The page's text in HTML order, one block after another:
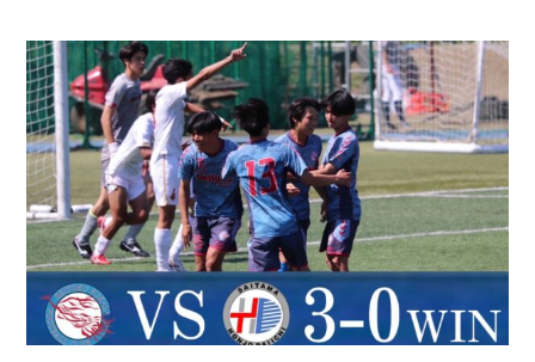
にて勝ち上がり「関東高校サッカー大会」に出場が決定しまし
た。 つきましては、経済情勢が極めて厳しい中で誠に恐縮に存
じますが、関東高校サッカー大会出場における財源確保のた
め、寄付金を下記の通り募集し、成徳深谷高校サッカー部を応
援していきたいと考えております。詳細は以下のPDFからご確認
お願いいたします。 東京成徳大学深谷高校サッカー部 寄付金の
お願い 成徳深谷高校サッカー部OB会 会長 坂本岳志